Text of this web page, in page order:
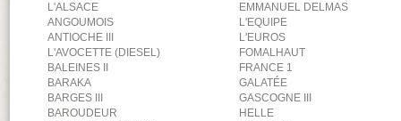
L'ALSACE
EMMANUEL DELMAS
ANGOUMOIS
L'EQUIPE
ANTIOCHE III
L'EUROS
L'AVOCETTE (DIESEL)
FOMALHAUT
BALEINES II
FRANCE 1
BARAKA
GALATÉE
BARGES III
GASCOGNE III
BAROUDEUR
HELLE